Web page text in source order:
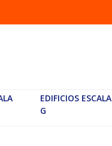
EDIFICIOS ESCALA
G